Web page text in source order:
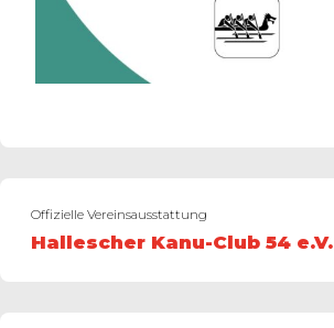
Offizielle Vereinsausstattung
Hallescher Kanu-Club 54 e.V.